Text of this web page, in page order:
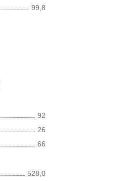
99,8
92
26
66
528,0